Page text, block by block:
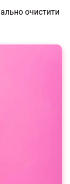
очистити